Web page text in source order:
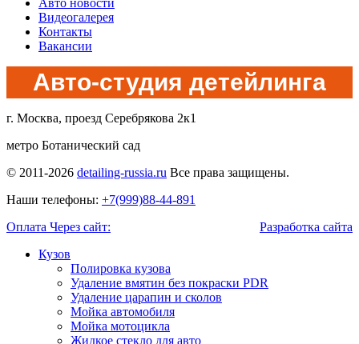
Видеогалерея
Контакты
Вакансии
Авто-студия детейлинга
г. Москва, проезд Серебрякова 2к1
метро Ботанический сад
© 2011-2026 detailing-russia.ru Все права защищены.
Наши телефоны: +7(999)88-44-891
Оплата Через сайт:
Разработка сайта
Кузов
Полировка кузова
Удаление вмятин без покраски PDR
Удаление царапин и сколов
Мойка автомобиля
Мойка мотоцикла
Жидкое стекло для авто